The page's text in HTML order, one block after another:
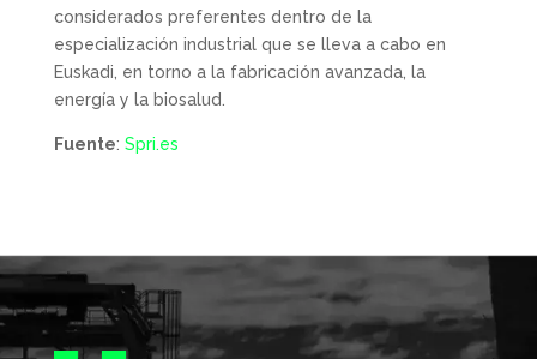
considerados preferentes dentro de la
especialización industrial que se lleva a cabo en
Euskadi, en torno a la fabricación avanzada, la
energía y la biosalud.
Fuente: Spri.es